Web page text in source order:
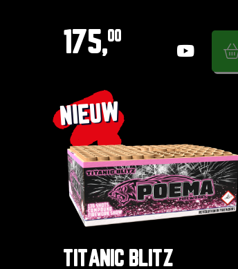
175,00
NIEUW
TITANIC BLITZ